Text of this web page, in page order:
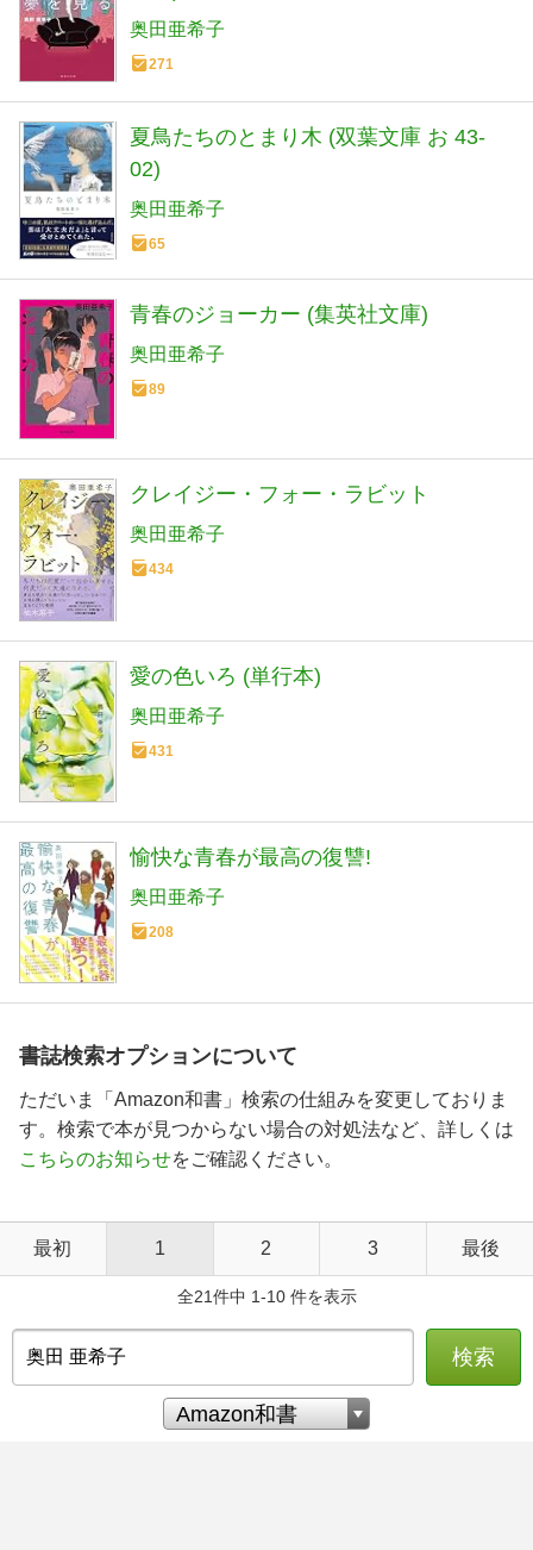
奥田亜希子
271
夏鳥たちのとまり木 (双葉文庫 お 43-
02)
奥田亜希子
65
青春のジョーカー (集英社文庫)
奥田亜希子
89
クレイジー・フォー・ラビット
奥田亜希子
434
愛の色いろ (単行本)
奥田亜希子
431
愉快な青春が最高の復讐!
奥田亜希子
208
書誌検索オプションについて
ただいま「Amazon和書」検索の仕組みを変更しておりま
す。検索で本が見つからない場合の対処法など、詳しくは
こちらのお知らせをご確認ください。
最初 1 2 3 最後
全21件中 1-10 件を表示
検索